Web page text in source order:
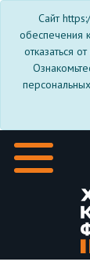
Сайт
обеспечения
отказаться